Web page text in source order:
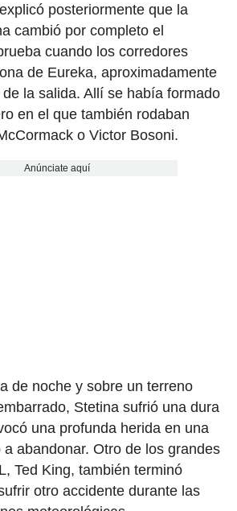
posteriormente que la
cambió por completo el
cuando los corredores
de Eureka, aproximadamente
la salida. Allí se había formado
en el que también rodaban
o Victor Bosoni.
Anúnciate aquí
de noche y sobre un terreno
Stetina sufrió una dura
una profunda herida en una
abandonar. Otro de los grandes
Ted King, también terminó
otro accidente durante las